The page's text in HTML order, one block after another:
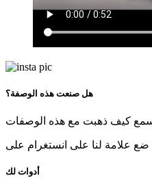
هل صنعت هذه الوصفة؟
أدوات لك